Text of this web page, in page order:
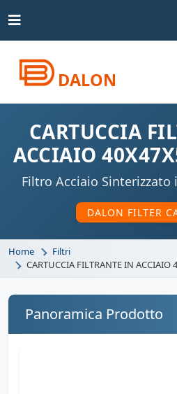
DALON
CARTUCCIA
ACCIAIO
Filtro Acciaio
DALON FILTER
Home
Filtri
CARTUCCIA FILTRANTE IN ACCIAIO
Panoramica Prodotto